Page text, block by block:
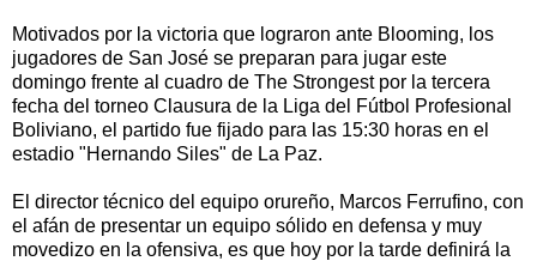
Motivados por la victoria que lograron ante Blooming, los
jugadores de San José se preparan para jugar este
domingo frente al cuadro de The Strongest por la tercera
fecha del torneo Clausura de la Liga del Fútbol Profesional
Boliviano, el partido fue fijado para las 15:30 horas en el
estadio "Hernando Siles" de La Paz.
El director técnico del equipo orureño, Marcos Ferrufino, con
el afán de presentar un equipo sólido en defensa y muy
movedizo en la ofensiva, es que hoy por la tarde definirá la